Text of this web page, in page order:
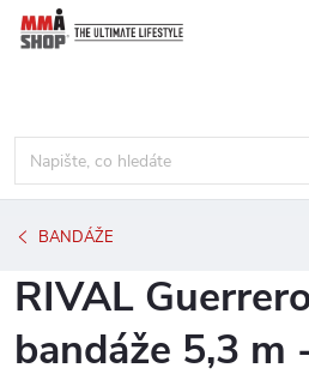
Přejít
BANDÁŽE
RIVAL
bandáže 5,3 m